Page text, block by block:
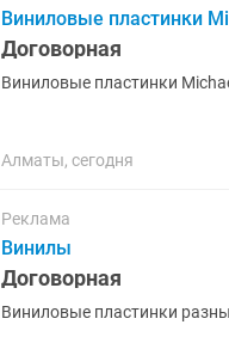
Виниловые пластинки
Договорная
Виниловые пластинки
Алматы, сегодня
Реклама
Винилы
Договорная
Виниловые пластинки